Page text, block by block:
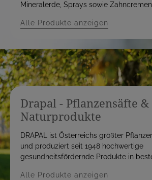
Mineralerde, Sprays sowie
Alle Produkte anzeigen
Drapal - Pflanzensäfte &
Naturprodukte
DRAPAL ist Österreichs größter
und produziert seit 1948 hochwertige
gesundheitsfördernde Produkte in
Alle Produkte anzeigen